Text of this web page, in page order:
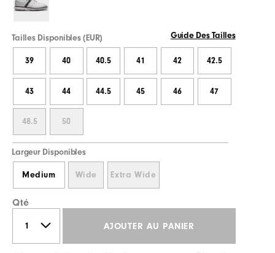
Tailles Disponibles (EUR) Guide Des Tailles
39 40 40.5 41 42 42.5
43 44 44.5 45 46 47
48.5 50
Largeur Disponibles
Medium Wide Extra Wide
Qté
AJOUTER AU PANIER